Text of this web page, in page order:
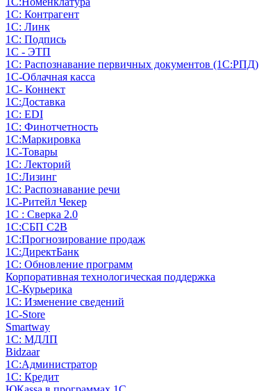
1С: Контрагент
1С: Линк
1С: Подпись
1С - ЭТП
1С: Распознавание первичных документов (1С:РПД)
1С-Облачная касса
1С- Коннект
1С:Доставка
1С: EDI
1С: Финотчетность
1С:Маркировка
1С-Товары
1С: Лекторий
1С:Лизинг
1С: Распознавание речи
1C-Ритейл Чекер
1С : Сверка 2.0
1С:СБП C2B
1С:Прогнозирование продаж
1С:ДиректБанк
1С: Обновление программ
Корпоративная технологическая поддержка
1С-Курьерика
1С: Изменение сведений
1C-Store
Smartway
1С: МДЛП
Bidzaar
1С:Администратор
1С: Кредит